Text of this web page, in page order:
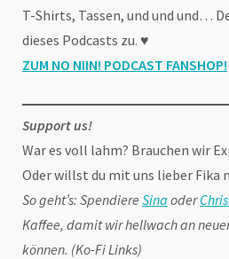
T-Shirts, Tassen, und und und…
dieses Podcasts zu. ♥
ZUM NO NIIN! PODCAST FANSHOP!
Support us!
War es voll lahm? Brauchen wir
Oder willst du mit uns lieber Fika
So geht’s: Spendiere Sina oder
Kaffee, damit wir hellwach an
können. (Ko-Fi Links)